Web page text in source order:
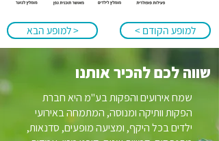
למופע הקודם > < למופע הבא
שווה לכם להכיר אותנו
שמח אירועים והפקות בע"מ היא חברת
הפקות וותיקה ומנוסה, המתמחה באירועי
ילדים בכל היקף, ומציעה מופעים, סדנאות,